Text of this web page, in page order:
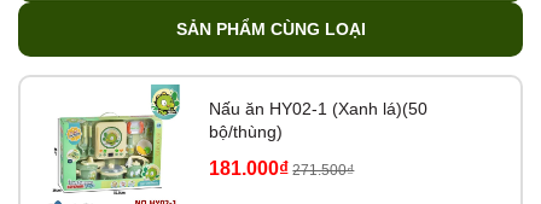
SẢN PHẨM CÙNG LOẠI
Nấu ăn HY02-1 (Xanh lá)(50
bộ/thùng)
181.000₫ 271.500₫